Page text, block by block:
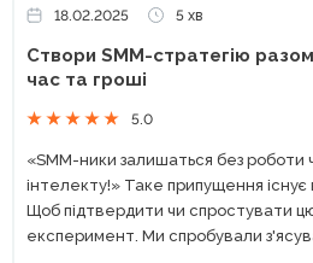
18.02.2025 5 хв
Створи SMM-стратегію
час та гроші
5.0
«SMM-ники залишаться без роботи
інтелекту!» Таке припущення існує
Щоб підтвердити чи спростувати
експеримент. Ми спробували